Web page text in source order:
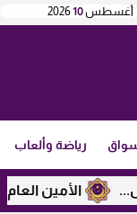
أغسطس10
2026
رياضة وألعاب
الأمين العام لرابطة